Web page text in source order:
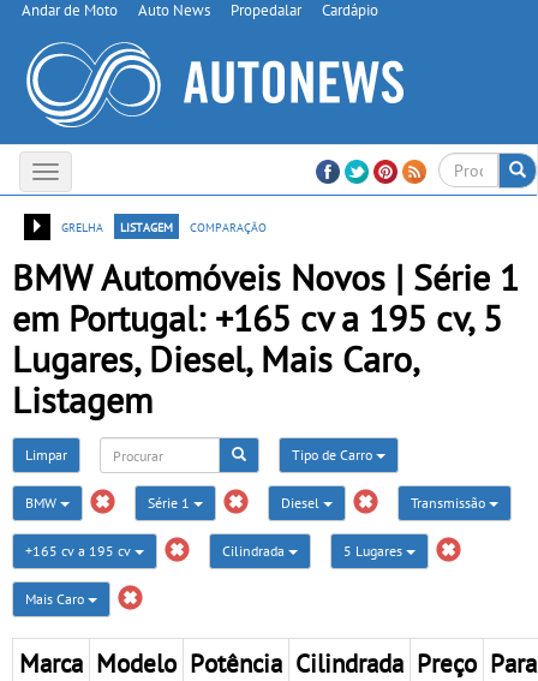
Andar de Moto Auto News Propedalar Cardápio
Toggle
navigation
grelha
listagem comparação
BMW Automóveis Novos | Série 1
em Portugal: +165 cv a 195 cv, 5
Lugares, Diesel, Mais Caro,
Listagem
Limpar Tipo de Carro
BMW Série 1 Diesel Transmissão
+165 cv a 195 cv Cilindrada 5 Lugares
Mais Caro
Marca Modelo Potência Cilindrada Preço Para